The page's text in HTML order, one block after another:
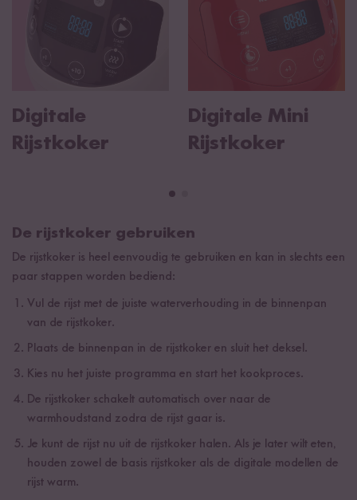
Digitale
Rijstkoker
Digitale Mini
Rijstkoker
De rijstkoker gebruiken
De rijstkoker is heel eenvoudig te gebruiken en kan in slechts een
paar stappen worden bediend:
Vul de rijst met de juiste waterverhouding in de binnenpan
van de rijstkoker.
Plaats de binnenpan in de rijstkoker en sluit het deksel.
Kies nu het juiste programma en start het kookproces.
De rijstkoker schakelt automatisch over naar de
warmhoudstand zodra de rijst gaar is.
Je kunt de rijst nu uit de rijstkoker halen. Als je later wilt eten,
houden zowel de basis rijstkoker als de digitale modellen de
rijst warm.